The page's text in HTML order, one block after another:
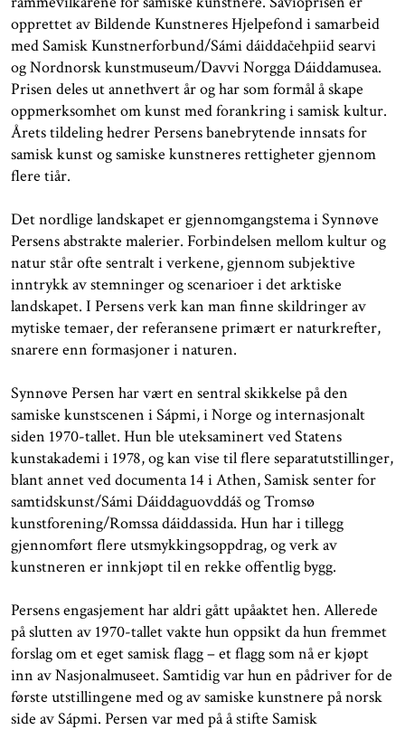
opprettet av Bildende Kunstneres Hjelpefond i samarbeid
med Samisk Kunstnerforbund/Sámi dáiddačehpiid searvi
og Nordnorsk kunstmuseum/Davvi Norgga Dáiddamusea.
Prisen deles ut annethvert år og har som formål å skape
oppmerksomhet om kunst med forankring i samisk kultur.
Årets tildeling hedrer Persens banebrytende innsats for
samisk kunst og samiske kunstneres rettigheter gjennom
flere tiår.
Det nordlige landskapet er gjennomgangstema i Synnøve
Persens abstrakte malerier. Forbindelsen mellom kultur og
natur står ofte sentralt i verkene, gjennom subjektive
inntrykk av stemninger og scenarioer i det arktiske
landskapet. I Persens verk kan man finne skildringer av
mytiske temaer, der referansene primært er naturkrefter,
snarere enn formasjoner i naturen.
Synnøve Persen har vært en sentral skikkelse på den
samiske kunstscenen i Sápmi, i Norge og internasjonalt
siden 1970-tallet. Hun ble uteksaminert ved Statens
kunstakademi i 1978, og kan vise til flere separatutstillinger,
blant annet ved documenta 14 i Athen, Samisk senter for
samtidskunst/Sámi Dáiddaguovddáš og Tromsø
kunstforening/Romssa dáiddassida. Hun har i tillegg
gjennomført flere utsmykkingsoppdrag, og verk av
kunstneren er innkjøpt til en rekke offentlig bygg.
Persens engasjement har aldri gått upåaktet hen. Allerede
på slutten av 1970-tallet vakte hun oppsikt da hun fremmet
forslag om et eget samisk flagg – et flagg som nå er kjøpt
inn av Nasjonalmuseet. Samtidig var hun en pådriver for de
første utstillingene med og av samiske kunstnere på norsk
side av Sápmi. Persen var med på å stifte Samisk